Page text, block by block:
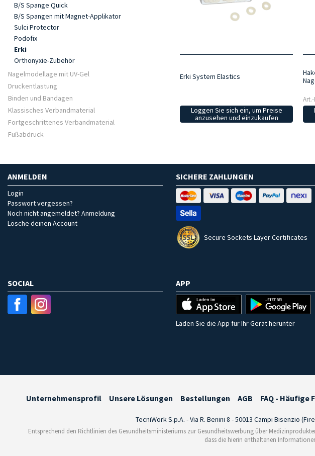
B/S Spange Quick
B/S Spangen mit Magnet-Applikator
Sulci Protector
Podofix
Erki
Orthonyxie-Zubehör
Nagelmodellage mit UV-Gel
Druckentlastung
Binden und Bandagen
Klassisches Verbandmaterial
Fortgeschrittenes Verbandmaterial
Fußabdruck
Erki System Elastics
Loggen Sie sich ein, um Preise
anzusehen und einzukaufen
Art.-
ANMELDEN
Login
Passwort vergessen?
Noch nicht angemeldet? Anmeldung
Lösche deinen Account
SICHERE ZAHLUNGEN
Secure Sockets Layer Certificates
SOCIAL APP
Laden Sie die App für Ihr Gerät herunter
Unternehmensprofil Unsere Lösungen Bestellungen AGB FAQ - Häufige
TecniWork S.p.A. - Via R. Benini 8 - 50013 Campi Bisenzio
Entsprechend den Richtlinien des Gesundheitsministeriums zur Gesundheitswerbung über
dass die hierin enthaltenen